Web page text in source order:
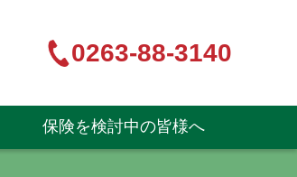
0263-88-3140
保険を検討中の皆様へ